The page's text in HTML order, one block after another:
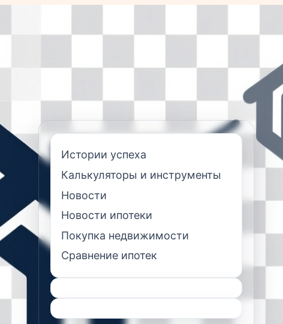
Истории успеха
Калькуляторы и инструменты
Новости
Новости ипотеки
Покупка недвижимости
Сравнение ипотек